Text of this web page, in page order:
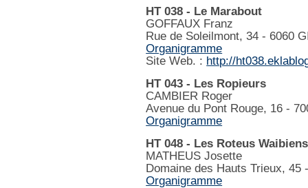
HT 038 - Le Marabout
GOFFAUX Franz
Rue de Soleilmont, 34 - 6060
Organigramme
Site Web. : http://
HT 043 - Les Ropieurs
CAMBIER Roger
Avenue du Pont Rouge, 16 -
Organigramme
HT 048 - Les Roteus Waibiens
MATHEUS Josette
Domaine des Hauts Trieux, 45
Organigramme